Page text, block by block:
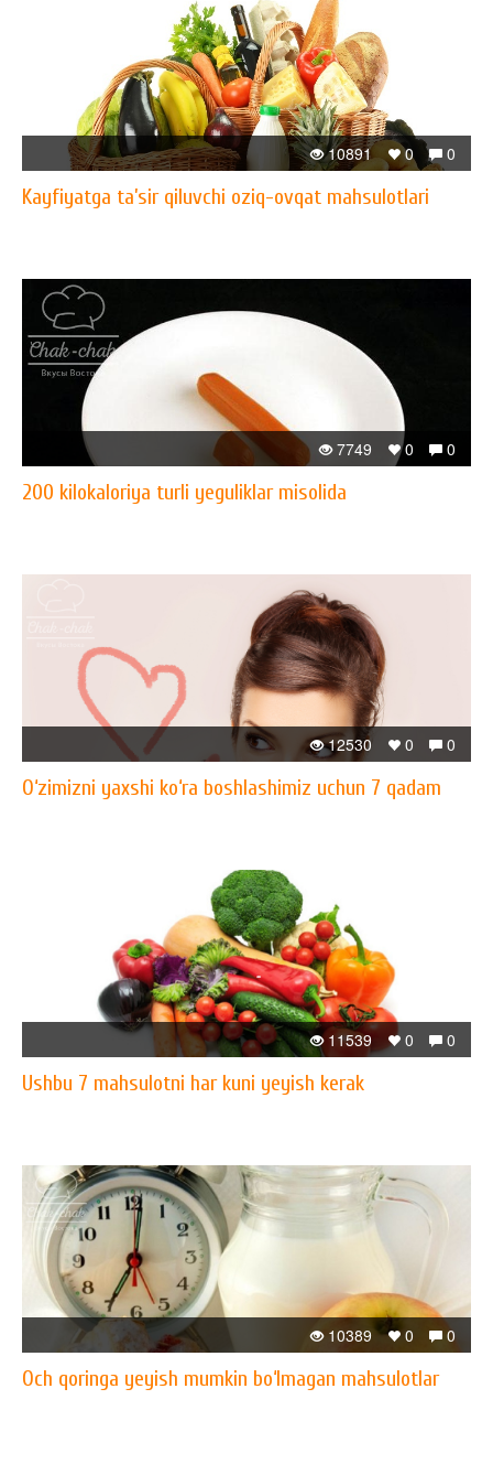
0
0
10891
Kayfiyatga ta’sir qiluvchi oziq-ovqat mahsulotlari
0
0
7749
200 kilokaloriya turli yeguliklar misolida
0
0
12530
O‘zimizni yaxshi ko‘ra boshlashimiz uchun 7 qadam
0
0
11539
Ushbu 7 mahsulotni har kuni yeyish kerak
0
0
10389
Och qoringa yeyish mumkin bo‘lmagan mahsulotlar